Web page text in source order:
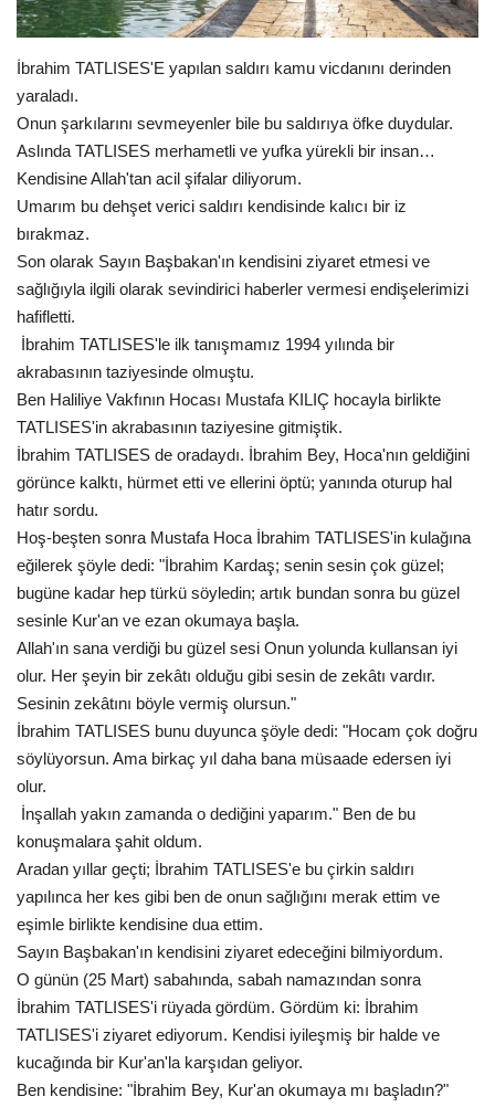
Gündem
Tekno Bilim
Ekonomi
Siyaset
Galeriler
Yaşam
Künye
Sağlık
İletişim
Kültür Sanat
İbrahim TATLISES'E yapılan saldırı kamu vicdanını derinden
yaraladı.
Onun şarkılarını sevmeyenler bile bu saldırıya öfke duydular.
Aslında TATLISES merhametli ve yufka yürekli bir insan…
Kendisine Allah'tan acil şifalar diliyorum.
Umarım bu dehşet verici saldırı kendisinde kalıcı bir iz
bırakmaz.
Son olarak Sayın Başbakan'ın kendisini ziyaret etmesi ve
sağlığıyla ilgili olarak sevindirici haberler vermesi endişelerimizi
hafifletti.
İbrahim TATLISES'le ilk tanışmamız 1994 yılında bir
akrabasının taziyesinde olmuştu.
Ben Haliliye Vakfının Hocası Mustafa KILIÇ hocayla birlikte
TATLISES'in akrabasının taziyesine gitmiştik.
İbrahim TATLISES de oradaydı. İbrahim Bey, Hoca'nın geldiğini
görünce kalktı, hürmet etti ve ellerini öptü; yanında oturup hal
hatır sordu.
Hoş-beşten sonra Mustafa Hoca İbrahim TATLISES'in kulağına
eğilerek şöyle dedi: "İbrahim Kardaş; senin sesin çok güzel;
bugüne kadar hep türkü söyledin; artık bundan sonra bu güzel
sesinle Kur'an ve ezan okumaya başla.
Allah'ın sana verdiği bu güzel sesi Onun yolunda kullansan iyi
olur. Her şeyin bir zekâtı olduğu gibi sesin de zekâtı vardır.
Sesinin zekâtını böyle vermiş olursun."
İbrahim TATLISES bunu duyunca şöyle dedi: "Hocam çok doğru
söylüyorsun. Ama birkaç yıl daha bana müsaade edersen iyi
olur.
İnşallah yakın zamanda o dediğini yaparım." Ben de bu
konuşmalara şahit oldum.
Aradan yıllar geçti; İbrahim TATLISES'e bu çirkin saldırı
yapılınca her kes gibi ben de onun sağlığını merak ettim ve
eşimle birlikte kendisine dua ettim.
Sayın Başbakan'ın kendisini ziyaret edeceğini bilmiyordum.
O günün (25 Mart) sabahında, sabah namazından sonra
İbrahim TATLISES'i rüyada gördüm. Gördüm ki: İbrahim
TATLISES'i ziyaret ediyorum. Kendisi iyileşmiş bir halde ve
kucağında bir Kur'an'la karşıdan geliyor.
Ben kendisine: "İbrahim Bey, Kur'an okumaya mı başladın?"